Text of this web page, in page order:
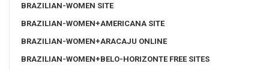
BRAZILIAN-WOMEN SITE
BRAZILIAN-WOMEN+AMERICANA SITE
BRAZILIAN-WOMEN+ARACAJU ONLINE
BRAZILIAN-WOMEN+BELO-HORIZONTE FREE SITES